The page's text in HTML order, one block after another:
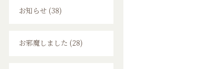
お知らせ (38)
お邪魔しました (28)